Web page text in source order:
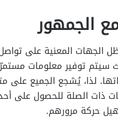
الجمهور
الجهات المعنية على
سيتم توفير معلومات
لذا، يُشجع الجميع على
ذات الصلة للحصول على
حركة مرورهم.